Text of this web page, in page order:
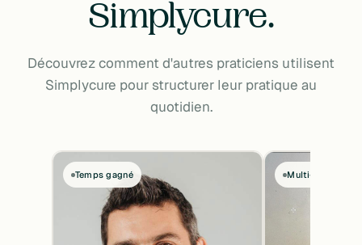
Simplycure.
Découvrez comment d'autres praticiens utilisent
Simplycure pour structurer leur pratique au
quotidien.
Temps gagné Multi-labo